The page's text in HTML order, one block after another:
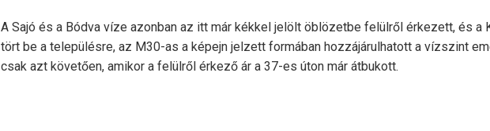
A Sajó és a Bódva víze azonban az itt már kékkel jelölt öblözetbe felülről érkezett, és a
tört be a településre, az M30-as a képejn jelzett formában hozzájárulhatott a vízszint
csak azt követően, amikor a felülről érkező ár a 37-es úton már átbukott.